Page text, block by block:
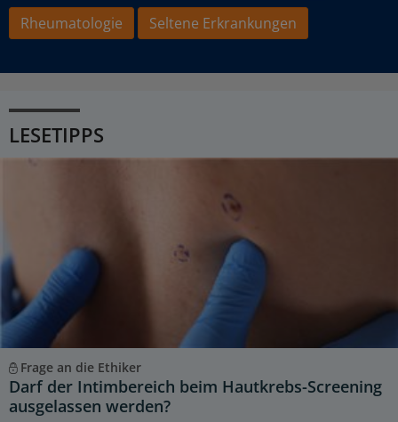
Rheumatologie
Seltene Erkrankungen
LESETIPPS
Frage an die Ethiker
Darf der Intimbereich beim Hautkrebs-Screening
ausgelassen werden?